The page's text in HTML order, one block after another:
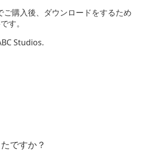
購入後、ダウンロードをするため
す。
Studios.
ですか？